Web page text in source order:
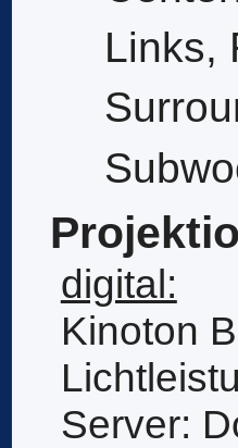
digital:
Kinoton
Server: